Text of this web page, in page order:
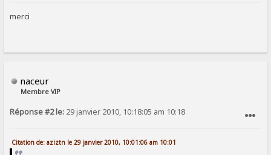
merci
naceur
Membre VIP
Réponse #2 le: 29 janvier 2010, 10:18:05 am 10:18
Citation de: aziztn le 29 janvier 2010, 10:01:06 am 10:01